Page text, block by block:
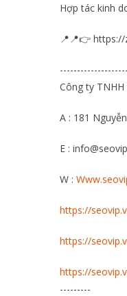
Hợp tác kinh
📍📍👉
Công ty
A : 181
E :
W :
https://
https://
https://
---------